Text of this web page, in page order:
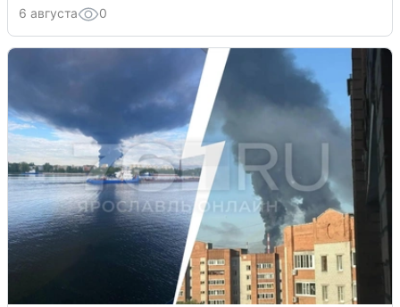
6 августа 0